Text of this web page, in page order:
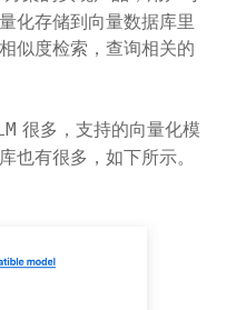
化存储到向量数据库里
似度检索，查询相关的
很多，支持的向量化模
也有很多，如下所示。